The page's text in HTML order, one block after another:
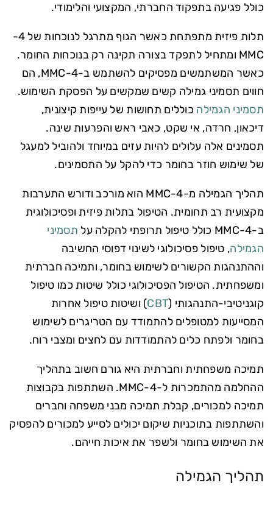
כולל פגיעה בתפקוד החברתי, המקצועי והלימודי.
תלות פיזית מתפתחת כאשר הגוף מתרגל לנוכחות של 4-
MMC ומתחיל לתפקד בצורה תקינה רק בנוכחות החומר.
כאשר המשתמשים מפסיקים להשתמש ב-4-MMC, הם
חווים תסמיני גמילה קשים שמקשים על הפסקת השימוש.
תסמיני הגמילה כוללים תחושות של עייפות קיצונית,
דיכאון, חרדה, אי שקט, כאבי ראש והפרעות שינה.
תסמינים אלה עלולים להיות עזים במיוחד ולהוביל למעגל
של שימוש חוזר בחומר כדי להקל על התסמינים.
תהליך הגמילה מ-4-MMC הוא מורכב ודורש התערבות
מקצועית רב תחומית. הטיפול בתלות פיזית ופסיכולוגית
ב-4-MMC כולל טיפול תרופתי להקלה על
תסמיני
הגמילה, טיפול פסיכולוגי לשינוי דפוסי החשיבה
וההתנהגות הקשורים לשימוש בחומר, ותמיכה חברתית
ומשפחתית. הטיפול הפסיכולוגי כולל שיטות כמו טיפול
קוגניטיבי-התנהגותי (CBT) ושיטות טיפול אחרות
המסייעות למטופלים להתמודד עם הטריגרים לשימוש
בחומר ולפתח כלים להתמודדות עם לחצים ומצבי רוח.
תמיכה משפחתית וחברתית היא גורם חשוב בתהליך
ההחלמה מהתמכרות ל-4-MMC. השתתפות בקבוצות
תמיכה למכורים, קבלת תמיכה מבני משפחה וחברים
והשתתפות בתוכניות שיקום יכולים לסייע למכורים להפסיק
את השימוש בחומר ולשפר את איכות חייהם.
תהליך הגמילה